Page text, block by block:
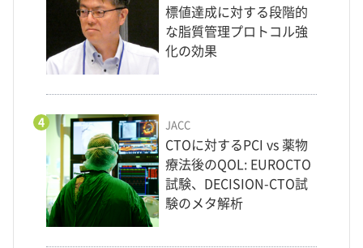
標値達成に対する段階的
な脂質管理プロトコル強
化の効果
4 JACC
CTOに対するPCI vs 薬物
療法後のQOL: EUROCTO
試験、DECISION-CTO試
験のメタ解析